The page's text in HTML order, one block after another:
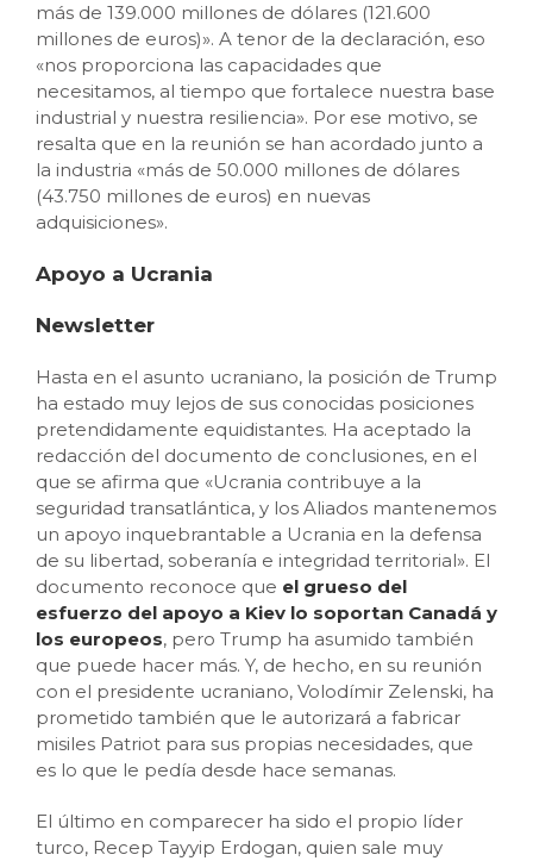
más de 139.000 millones de dólares (121.600
millones de euros)». A tenor de la declaración, eso
«nos proporciona las capacidades que
necesitamos, al tiempo que fortalece nuestra base
industrial y nuestra resiliencia». Por ese motivo, se
resalta que en la reunión se han acordado junto a
la industria «más de 50.000 millones de dólares
(43.750 millones de euros) en nuevas
adquisiciones».
Apoyo a Ucrania
Newsletter
Hasta en el asunto ucraniano, la posición de Trump
ha estado muy lejos de sus conocidas posiciones
pretendidamente equidistantes. Ha aceptado la
redacción del documento de conclusiones, en el
que se afirma que «Ucrania contribuye a la
seguridad transatlántica, y los Aliados mantenemos
un apoyo inquebrantable a Ucrania en la defensa
de su libertad, soberanía e integridad territorial». El
documento reconoce que el grueso del
esfuerzo del apoyo a Kiev lo soportan Canadá y
los europeos, pero Trump ha asumido también
que puede hacer más. Y, de hecho, en su reunión
con el presidente ucraniano, Volodímir Zelenski, ha
prometido también que le autorizará a fabricar
misiles Patriot para sus propias necesidades, que
es lo que le pedía desde hace semanas.
El último en comparecer ha sido el propio líder
turco, Recep Tayyip Erdogan, quien sale muy